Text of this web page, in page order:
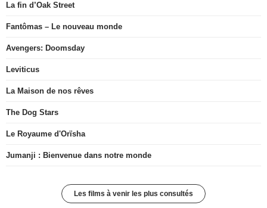
La fin d’Oak Street
Fantômas – Le nouveau monde
Avengers: Doomsday
Leviticus
La Maison de nos rêves
The Dog Stars
Le Royaume d'Orïsha
Jumanji : Bienvenue dans notre monde
Les films à venir les plus consultés